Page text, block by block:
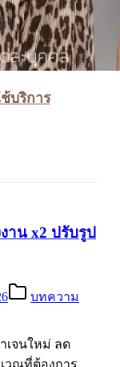
บริการ
าน x2 ปรับรูป
บทความ
เจนใหม่ ลด